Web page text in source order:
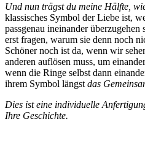
Und nun trägst du meine Hälfte,
klassisches Symbol der Liebe ist,
passgenau ineinander
erst fragen, warum sie denn noch
Schöner noch ist da, wenn wir
anderen auflösen muss, um
wenn die Ringe selbst dann
ihrem Symbol längst das
Dies ist eine individuelle
Ihre Geschichte.